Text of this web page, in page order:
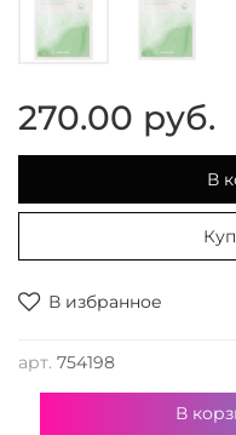
В избранное
арт. 754198
270.00 руб.
В
В